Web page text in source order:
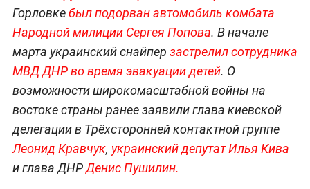
Горловкебыл подорван автомобиль комбата
Народной милиции Сергея Попова. В начале
марта украинский снайпер застрелил сотрудника
МВД ДНР во время эвакуации детей. О
возможности широкомасштабной войны на
востоке страны ранее заявили глава киевской
делегации в Трёхсторонней контактной группе
Леонид Кравчук, украинский депутат Илья Кива
и глава ДНРДенис Пушилин.